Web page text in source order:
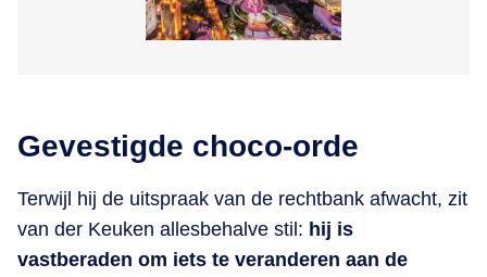
Gevestigde choco-orde
Terwijl hij de uitspraak van de rechtbank afwacht, zit
van der Keuken allesbehalve stil: hij is
vastberaden om iets te veranderen aan de